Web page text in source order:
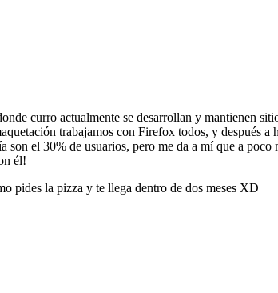
curro actualmente se desarrollan y mantienen
trabajamos con Firefox todos, y después a
el 30% de usuarios, pero me da a mí que a
él!
pides la pizza y te llega dentro de dos meses XD